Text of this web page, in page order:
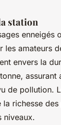
station
enneigés
les amateurs
envers la
assurant
de pollution.
richesse des
niveaux.